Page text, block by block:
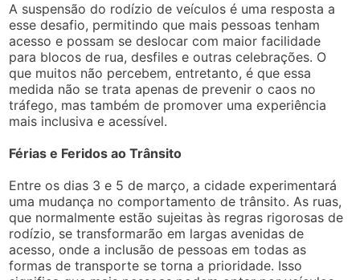
A suspensão do rodízio de veículos é uma resposta a
esse desafio, permitindo que mais pessoas tenham
acesso e possam se deslocar com maior facilidade
para blocos de rua, desfiles e outras celebrações. O
que muitos não percebem, entretanto, é que essa
medida não se trata apenas de prevenir o caos no
tráfego, mas também de promover uma experiência
mais inclusiva e acessível.
Férias e Feridos ao Trânsito
Entre os dias 3 e 5 de março, a cidade experimentará
uma mudança no comportamento de trânsito. As ruas,
que normalmente estão sujeitas às regras rigorosas de
rodízio, se transformarão em largas avenidas de
acesso, onde a inclusão de pessoas em todas as
formas de transporte se torna a prioridade. Isso